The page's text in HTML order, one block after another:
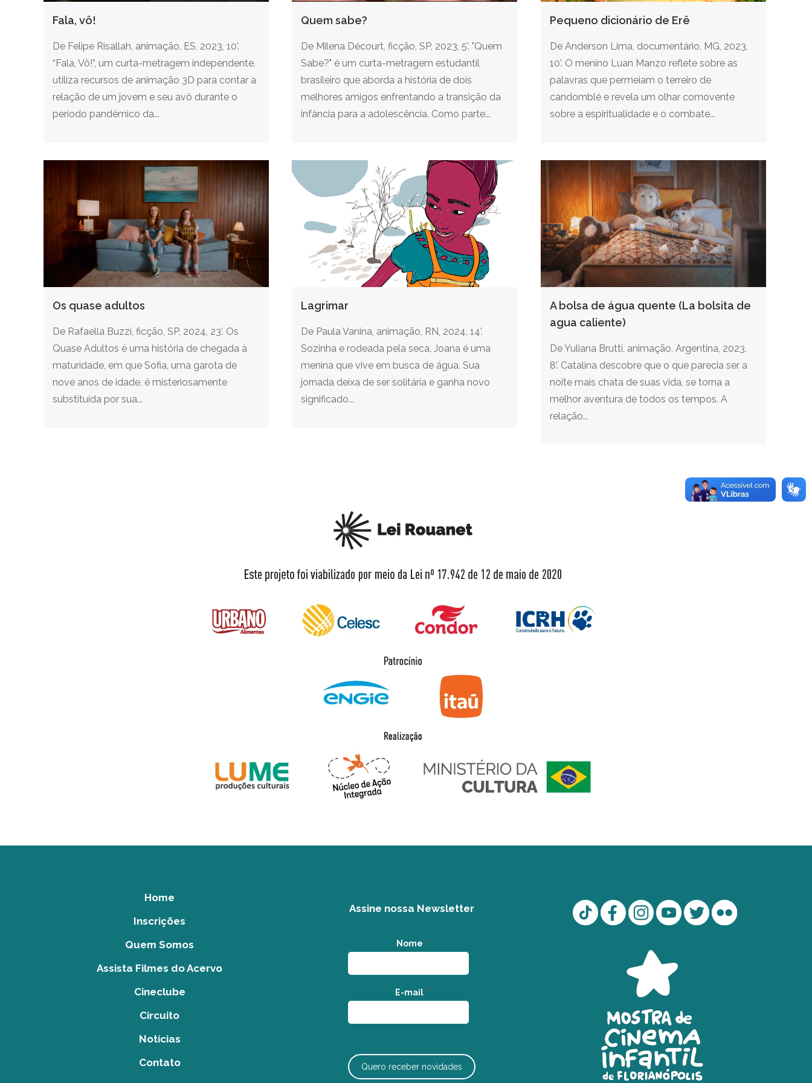
Fala, vô!
De Felipe Risallah, animação, ES, 2023, 10’.
“Fala, Vô!”, um curta-metragem independente,
utiliza recursos de animação 3D para contar a
relação de um jovem e seu avô durante o
período pandêmico da...
Quem sabe?
De Milena Décourt, ficção, SP, 2023, 5’. "Quem
Sabe?" é um curta-metragem estudantil
brasileiro que aborda a história de dois
melhores amigos enfrentando a transição da
infância para a adolescência. Como parte...
Pequeno dicionário de Erê
De Anderson Lima, documentário, MG, 2023,
10’. O menino Luan Manzo reflete sobre as
palavras que permeiam o terreiro de
candomblé e revela um olhar comovente
sobre a espiritualidade e o combate...
Os quase adultos
De Rafaella Buzzi, ficção, SP, 2024, 23’. Os
Quase Adultos é uma história de chegada à
maturidade, em que Sofia, uma garota de
nove anos de idade, é misteriosamente
substituída por sua...
Lagrimar
De Paula Vanina, animação, RN, 2024, 14’.
Sozinha e rodeada pela seca, Joana é uma
menina que vive em busca de água. Sua
jornada deixa de ser solitária e ganha novo
significado...
A bolsa de água quente (La bolsita de
agua caliente)
De Yuliana Brutti, animação, Argentina, 2023,
8’. Catalina descobre que o que parecia ser a
noite mais chata de suas vida, se torna a
melhor aventura de todos os tempos. A
relação...
Home
Inscrições
Quem Somos
Assista Filmes do Acervo
Cineclube
Circuito
Notícias
Contato
Assine nossa Newsletter
Nome *
E-mail *
Quero receber novidades